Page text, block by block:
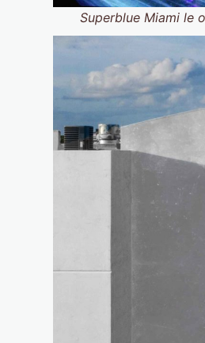
Superblue Miami le